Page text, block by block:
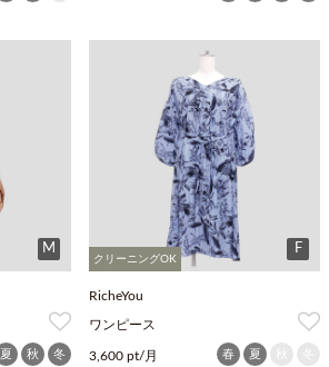
M
夏 秋 冬
クリーニングOK
F
RicheYou
ワンピース
3,600 pt/月 春 夏